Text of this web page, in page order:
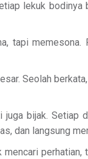
lekuk
tapi
Seolah berkata,
juga bijak.
dan langsung